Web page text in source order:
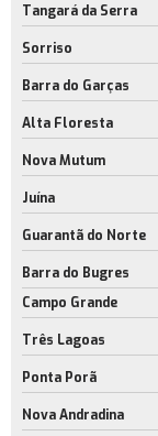
Tangará da Serra
Sorriso
Barra do Garças
Alta Floresta
Nova Mutum
Juína
Guarantã do Norte
Barra do Bugres
Campo Grande
Três Lagoas
Ponta Porã
Nova Andradina